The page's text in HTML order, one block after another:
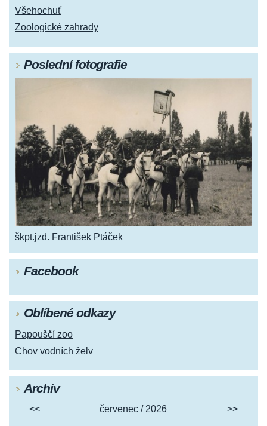
Všehochuť
Zoologické zahrady
Poslední fotografie
škpt.jzd. František Ptáček
Facebook
Oblíbené odkazy
Papouščí zoo
Chov vodních želv
Archiv
<< červenec / 2026 >>